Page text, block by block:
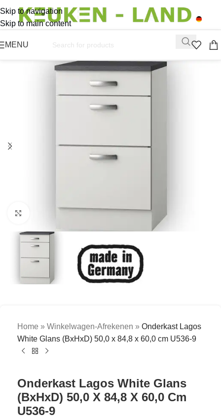
Skip to navigation
Skip to main content
MENU
Click to enlarge
Home » Winkelwagen-Afrekenen » Onderkast Lagos
White Glans (BxHxD) 50,0 x 84,8 x 60,0 cm U536-9
Onderkast Lagos White Glans
(BxHxD) 50,0 X 84,8 X 60,0 Cm
U536-9